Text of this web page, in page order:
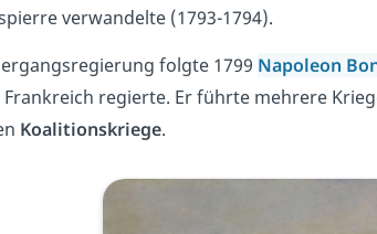
verwandelte (1793-1794).
folgte 1799 Napoleon
Frankreich regierte. Er führte mehrere
Koalitionskriege.